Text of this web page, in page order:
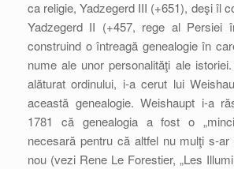
ca religie, Yadzegerd III (+651), deşi îl
Yadzegerd II (+457, rege al Persiei
construind o întreagă genealogie în
nume ale unor personalităţi ale
alăturat ordinului, i-a cerut lui
această genealogie. Weishaupt i-a
1781 că genealogia a fost o
necesară pentru că altfel nu mulţi s-
nou (vezi Rene Le Forestier, „Les